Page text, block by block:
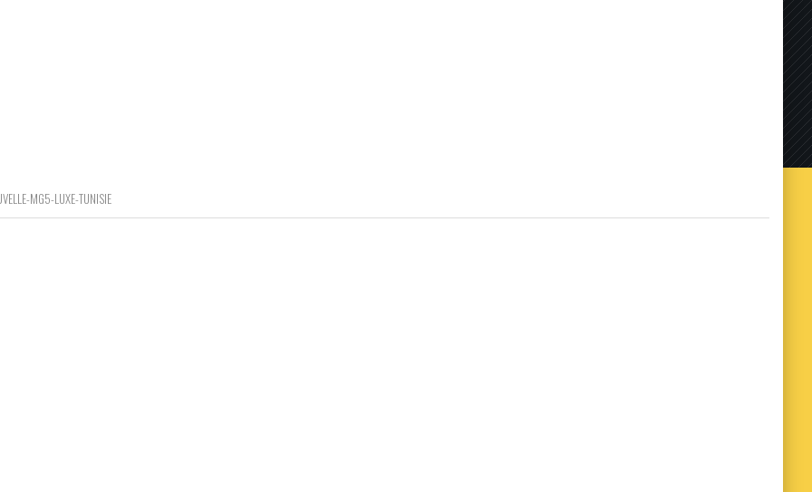
MG5-LUXE-TUNISIE